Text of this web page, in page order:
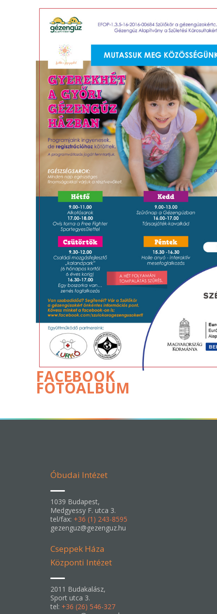
FACEBOOK
FOTÓALBUM
Óbudai Intézet
1039 Budapest,
Medgyessy F. utca 3.
tel/fax: +36 (1) 243-8595
gezenguz@gezenguz.hu
Cseppek Háza
Központi Intézet
2011 Budakalász,
Sport utca 3.
tel: +36 (26) 546-327